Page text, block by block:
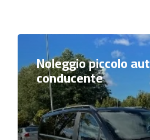
Noleggio piccolo
conducente